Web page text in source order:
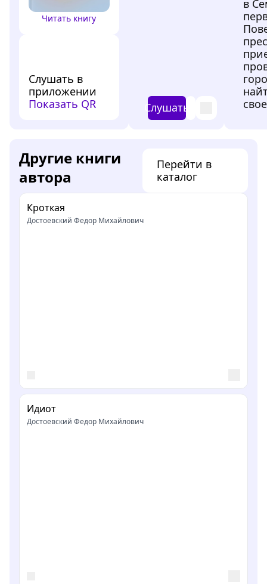
Читать книгу
Слушать в
приложении
Показать QR
Слушать
в
Другие книги
автора
Перейти в
каталог
Кроткая
Достоевский Федор Михайлович
Идиот
Достоевский Федор Михайлович